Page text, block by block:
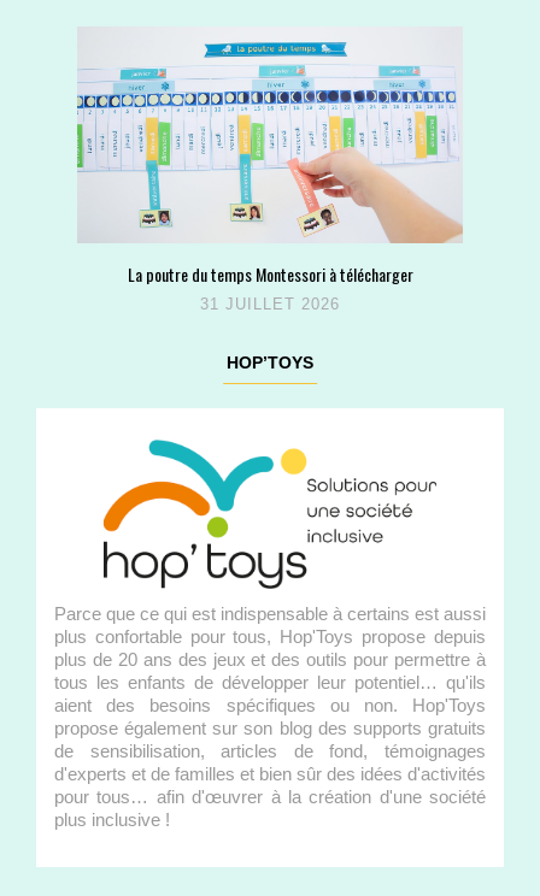
La poutre du temps Montessori à télécharger
31 JUILLET 2026
HOP’TOYS
Parce que ce qui est indispensable à certains est aussi
plus confortable pour tous, Hop'Toys propose depuis
plus de 20 ans des jeux et des outils pour permettre à
tous les enfants de développer leur potentiel… qu'ils
aient des besoins spécifiques ou non. Hop'Toys
propose également sur son blog des supports gratuits
de sensibilisation, articles de fond, témoignages
d'experts et de familles et bien sûr des idées d'activités
pour tous… afin d'œuvrer à la création d'une société
plus inclusive !